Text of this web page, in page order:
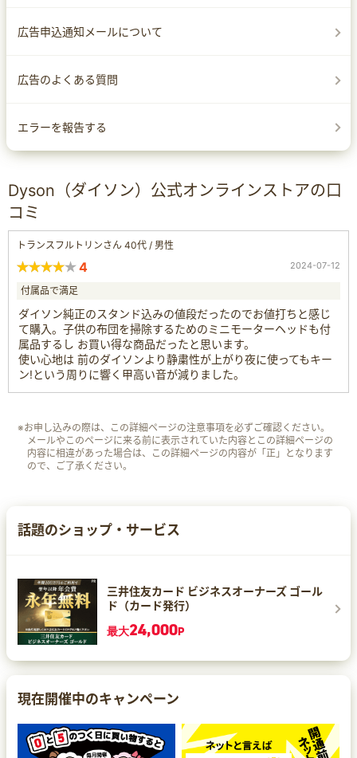
広告申込通知メールについて
広告のよくある質問
エラーを報告する
Dyson（ダイソン）公式オンラインストアの口
コミ
トランスフルトリンさん 40代 / 男性
4 2024-07-12
付属品で満足
ダイソン純正のスタンド込みの値段だったのでお値打ちと感じ
て購入。子供の布団を掃除するためのミニモーターヘッドも付
属品するし お買い得な商品だったと思います。
使い心地は 前のダイソンより静粛性が上がり夜に使ってもキー
ン!という周りに響く甲高い音が減りました。
※お申し込みの際は、この詳細ページの注意事項を必ずご確認ください。
メールやこのページに来る前に表示されていた内容とこの詳細ページの
内容に相違があった場合は、この詳細ページの内容が「正」となります
ので、ご了承ください。
話題のショップ・サービス
三井住友カード ビジネスオーナーズ ゴール
ド（カード発行）
最大24,000P
現在開催中のキャンペーン